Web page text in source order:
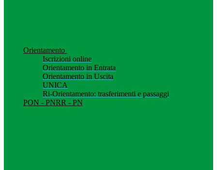
Orientamento
Iscrizioni online
Orientamento in Entrata
Orientamento in Uscita
UNICA
Ri-Orientamento: trasferimenti e passaggi
PON - PNRR - PN